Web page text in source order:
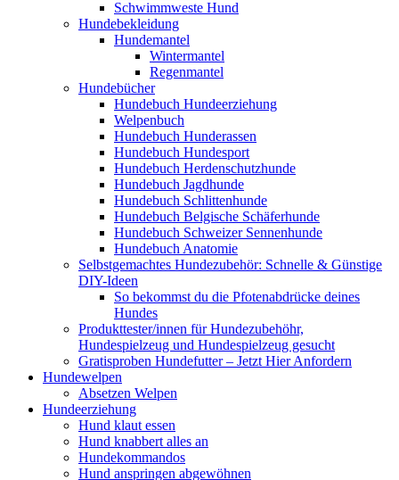
Schwimmweste Hund
Hundebekleidung
Hundemantel
Wintermantel
Regenmantel
Hundebücher
Hundebuch Hundeerziehung
Welpenbuch
Hundebuch Hunderassen
Hundebuch Hundesport
Hundebuch Herdenschutzhunde
Hundebuch Jagdhunde
Hundebuch Schlittenhunde
Hundebuch Belgische Schäferhunde
Hundebuch Schweizer Sennenhunde
Hundebuch Anatomie
Selbstgemachtes Hundezubehör: Schnelle & Günstige
DIY-Ideen
So bekommst du die Pfotenabdrücke deines
Hundes
Produkttester/innen für Hundezubehöhr,
Hundespielzeug und Hundespielzeug gesucht
Gratisproben Hundefutter – Jetzt Hier Anfordern
Hundewelpen
Absetzen Welpen
Hundeerziehung
Hund klaut essen
Hund knabbert alles an
Hundekommandos
Hund anspringen abgewöhnen